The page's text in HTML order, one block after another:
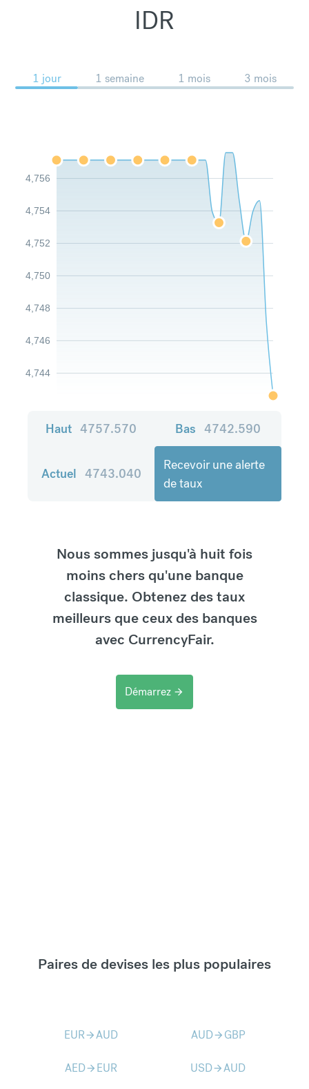
IDR
1 jour 1 semaine 1 mois 3 mois
4,744
4,746
4,748
4,750
4,752
4,754
4,756
Haut 4757.570 Bas 4742.590
Actuel 4743.040
Recevoir une alerte
de taux
Nous sommes jusqu'à huit fois
moins chers qu'une banque
classique. Obtenez des taux
meilleurs que ceux des banques
avec CurrencyFair.
Démarrez arrow_forward
Paires de devises les plus populaires
EURarrow_forwardAUD AUDarrow_forward GBP
AEDarrow_forward EUR USDarrow_forwardAUD